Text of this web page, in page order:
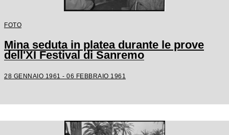
FOTO
Mina seduta in platea durante le prove
dell'XI Festival di Sanremo
28 GENNAIO 1961 - 06 FEBBRAIO 1961